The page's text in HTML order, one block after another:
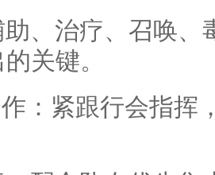
、治疗、召唤、
关键。
：紧跟行会指挥